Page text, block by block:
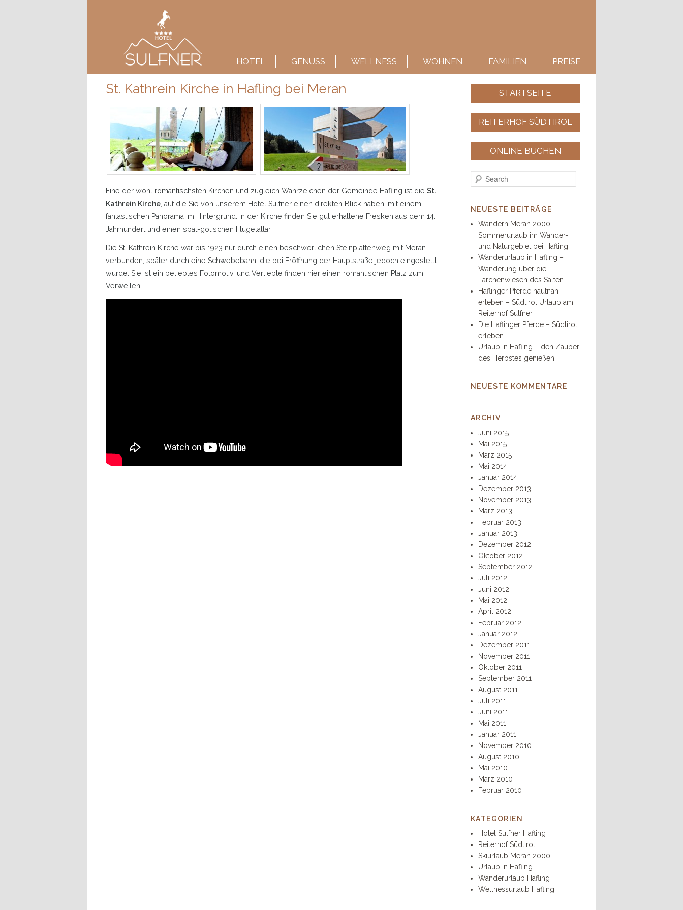
SKIP TO PRIMARY CONTENT
SKIP TO SECONDARY CONTENT
HOTEL GENUSS WELLNESS WOHNEN FAMILIEN PREISE
St. Kathrein Kirche in Hafling bei Meran
Eine der wohl romantischsten Kirchen und zugleich Wahrzeichen der Gemeinde Hafling ist die St.
Kathrein Kirche , auf die Sie von unserem Hotel Sulfner einen direkten Blick haben, mit einem
fantastischen Panorama im Hintergrund. In der Kirche finden Sie gut erhaltene Fresken aus dem 14.
Jahrhundert und einen spät-gotischen Flügelaltar.
Die St. Kathrein Kirche war bis 1923 nur durch einen beschwerlichen Steinplattenweg mit Meran
verbunden, später durch eine Schwebebahn, die bei Eröffnung der Hauptstraße jedoch eingestellt
wurde. Sie ist ein beliebtes Fotomotiv, und Verliebte finden hier einen romantischen Platz zum
Verweilen.
STARTSEITE
REITERHOF SÜDTIROL
ONLINE BUCHEN
Search
NEUESTE BEITRÄGE
Wandern Meran 2000 –
Sommerurlaub im Wander-
und Naturgebiet bei Hafling
Wanderurlaub in Hafling –
Wanderung über die
Lärchenwiesen des Salten
Haflinger Pferde hautnah
erleben – Südtirol Urlaub am
Reiterhof Sulfner
Die Haflinger Pferde – Südtirol
erleben
Urlaub in Hafling – den Zauber
des Herbstes genießen
NEUESTE KOMMENTARE
ARCHIV
Juni 2015
Mai 2015
März 2015
Mai 2014
Januar 2014
Dezember 2013
November 2013
März 2013
Februar 2013
Januar 2013
Dezember 2012
Oktober 2012
September 2012
Juli 2012
Juni 2012
Mai 2012
April 2012
Februar 2012
Januar 2012
Dezember 2011
November 2011
Oktober 2011
September 2011
August 2011
Juli 2011
Juni 2011
Mai 2011
Januar 2011
November 2010
August 2010
Mai 2010
März 2010
Februar 2010
KATEGORIEN
Hotel Sulfner Hafling
Reiterhof Südtirol
Skiurlaub Meran 2000
Urlaub in Hafling
Wanderurlaub Hafling
Wellnessurlaub Hafling